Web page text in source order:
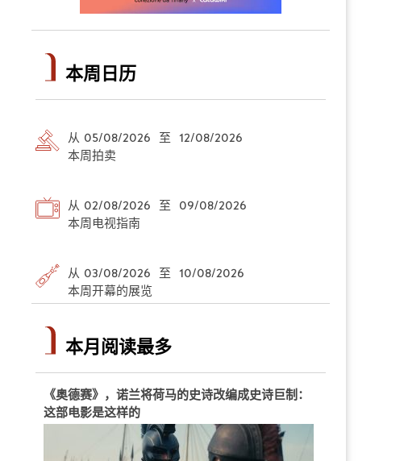
本周日历
从 05/08/2026 至 12/08/2026
本周拍卖
从 02/08/2026 至 09/08/2026
本周电视指南
从 03/08/2026 至 10/08/2026
本周开幕的展览
本月阅读最多
《奥德赛》，诺兰将荷马的史诗改编成史诗巨制：
这部电影是这样的